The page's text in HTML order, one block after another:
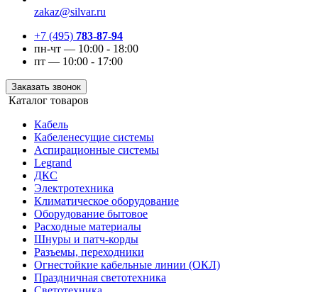
zakaz@silvar.ru
+7 (495) 783-87-94
пн-чт — 10:00 - 18:00
пт — 10:00 - 17:00
Заказать звонок
Каталог товаров
Кабель
Кабеленесущие системы
Аспирационные системы
Legrand
ДКС
Электротехника
Климатическое оборудование
Оборудование бытовое
Расходные материалы
Шнуры и патч-корды
Разъемы, переходники
Огнестойкие кабельные линии (ОКЛ)
Праздничная светотехника